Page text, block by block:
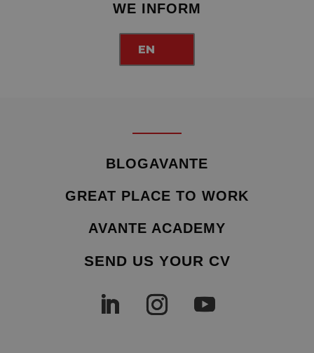
WE INFORM
EN
BLOGAVANTE
GREAT PLACE TO WORK
AVANTE ACADEMY
SEND US YOUR CV